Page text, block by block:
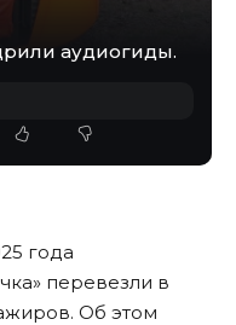
аудиогиды.
года
перевезли в
Об этом